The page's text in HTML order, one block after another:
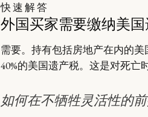
快速解答
外国买家需要缴纳美国
需要。持有包括房地产在内的
40%的美国遗产税。这是对死亡
如何在不牺牲灵活性的